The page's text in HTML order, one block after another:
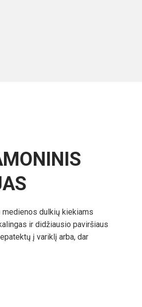
dulkių kiekiams
ir didžiausio paviršiaus
į variklį arba, dar